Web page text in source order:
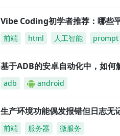
Vibe Coding初学者推荐：哪些
前端 html 人工智能 prompt
基于ADB的安卓自动化中，如何
adb android
生产环境功能偶发报错但日志无
前端 服务器 微服务